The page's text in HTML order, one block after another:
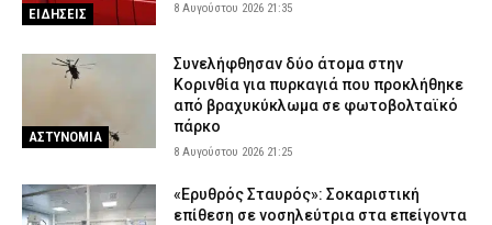
ΕΙΔΗΣΕΙΣ 8 Αυγούστου 2026 21:35
ΑΣΤΥΝΟΜΙΑ
Συνελήφθησαν δύο άτομα στην
Κορινθία για πυρκαγιά που προκλήθηκε
από βραχυκύκλωμα σε φωτοβολταϊκό
πάρκο
8 Αυγούστου 2026 21:25
«Ερυθρός Σταυρός»: Σοκαριστική
επίθεση σε νοσηλεύτρια στα επείγοντα